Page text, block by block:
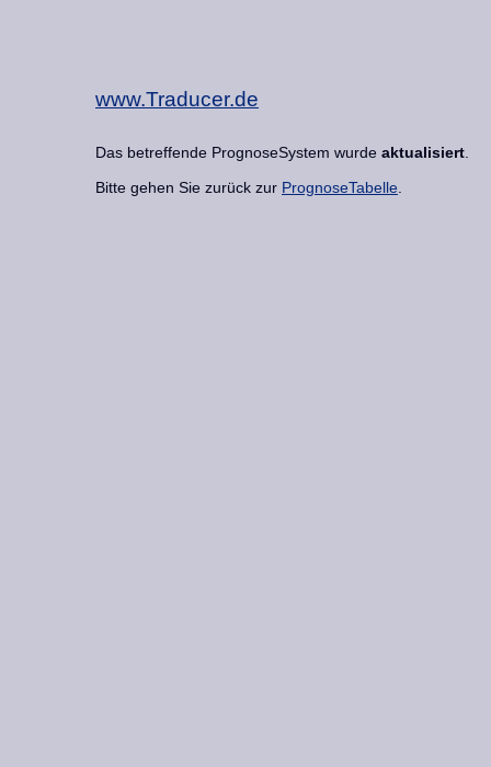
www.Traducer.de
Das betreffende PrognoseSystem wurde aktualisiert
Bitte gehen Sie zurück zur PrognoseTabelle